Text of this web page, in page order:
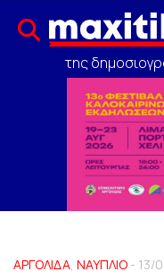
της
ΑΡΓΟΛΙΔΑ, ΝΑΥΠΛΙΟ - 13/